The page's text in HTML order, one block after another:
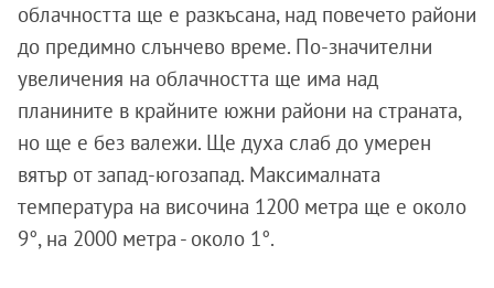
облачността ще е разкъсана, над повечето райони
до предимно слънчево време. По-значителни
увеличения на облачността ще има над
планините в крайните южни райони на страната,
но ще е без валежи. Ще духа слаб до умерен
вятър от запад-югозапад. Максималната
температура на височина 1200 метра ще е около
9°, на 2000 метра - около 1°.